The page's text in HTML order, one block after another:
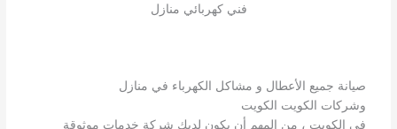
فني كهربائي منازل
صيانة جميع الأعطال و مشاكل الكهرباء في منازل
وشركات الكويت الكويت
في الكويت ، من المهم أن يكون لديك شركة خدمات موثوقة